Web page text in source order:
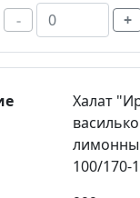
- +
Халат
100/170-